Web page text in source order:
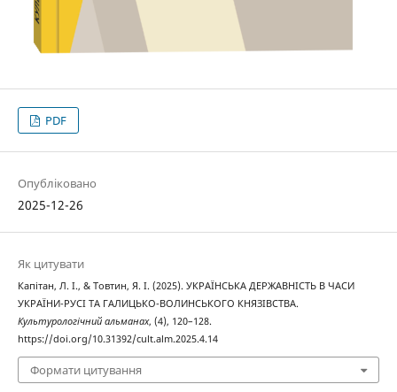
PDF
Опубліковано
2025-12-26
Як цитувати
Капітан, Л. І., & Товтин, Я. І. (2025). УКРАЇНСЬКА ДЕРЖАВНІСТЬ В ЧАСИ
УКРАЇНИ-РУСІ ТА ГАЛИЦЬКО-ВОЛИНСЬКОГО КНЯЗІВСТВА.
Культурологічний альманах, (4), 120–128.
https://doi.org/10.31392/cult.alm.2025.4.14
Формати цитування